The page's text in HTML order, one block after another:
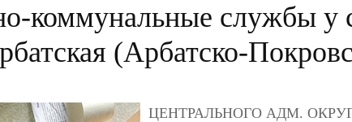
коммунальные службы у
(Арбатско-
ЦЕНТРАЛЬНОГО АДМ.